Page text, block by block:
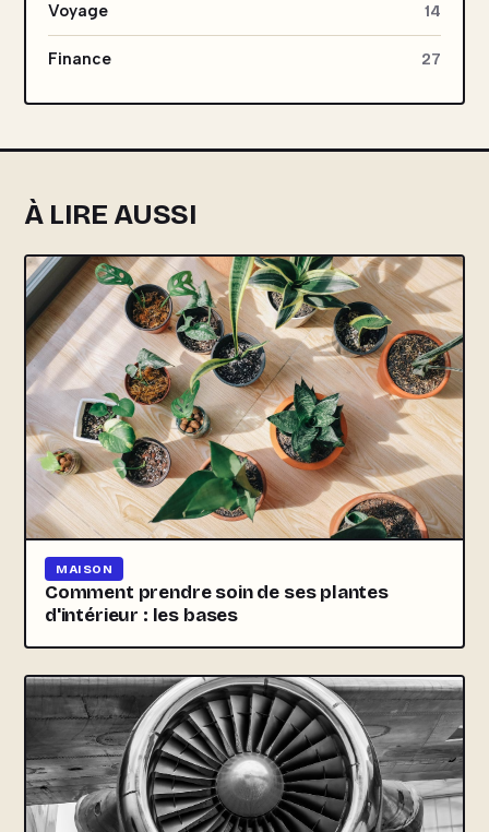
Voyage 14
Finance 27
À LIRE AUSSI
MAISON
Comment prendre soin de ses plantes
d'intérieur : les bases